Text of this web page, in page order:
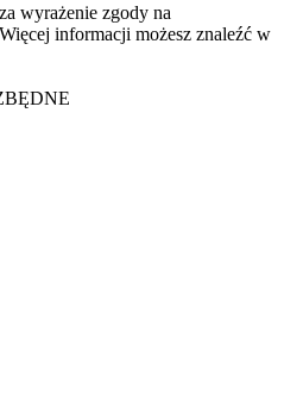
wyrażenie zgody na
informacji możesz znaleźć w